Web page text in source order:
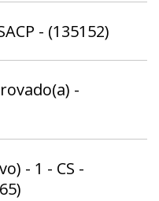
- (135152)
-
- 1 - CS -